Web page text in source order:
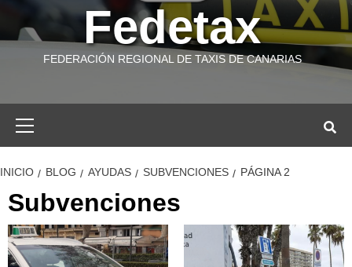
Fedetax
FEDERACIÓN REGIONAL DE TAXIS DE CANARIAS
INICIO BLOG AYUDAS SUBVENCIONES PÁGINA 2
Subvenciones